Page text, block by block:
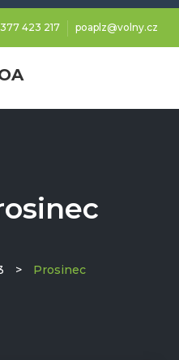
423 217 poaplz@volny.cz
> Prosinec